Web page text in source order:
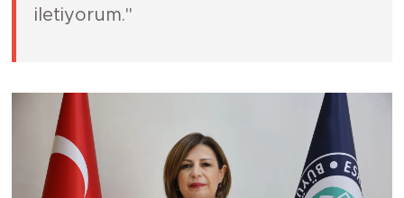
iletiyorum."